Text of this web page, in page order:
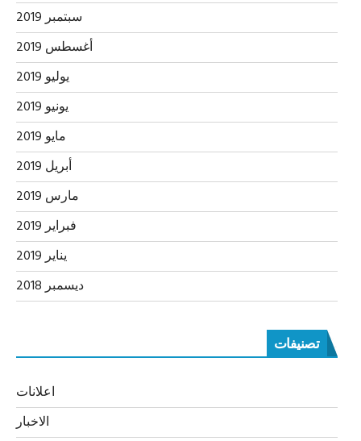
سبتمبر 2019
أغسطس 2019
يوليو 2019
يونيو 2019
مايو 2019
أبريل 2019
مارس 2019
فبراير 2019
يناير 2019
ديسمبر 2018
تصنيفات
اعلانات
الاخبار